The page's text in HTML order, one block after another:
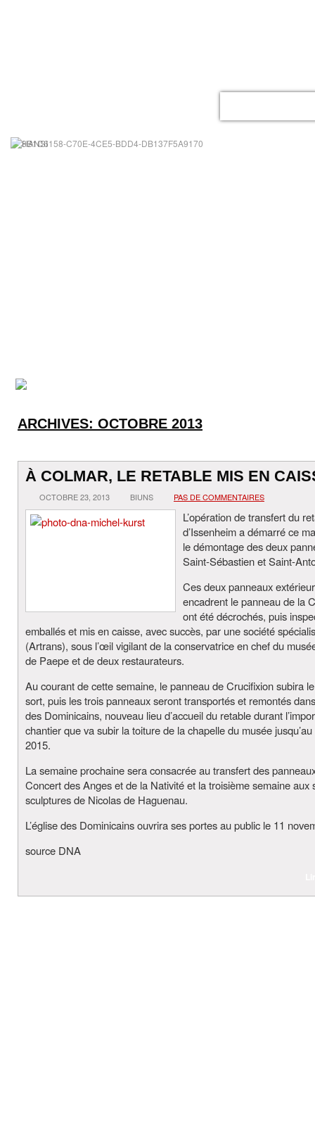
ARCHIVES: OCTOBRE 2013
À COLMAR, LE RETABLE MIS EN
OCTOBRE 23, 2013 BIUNS PAS DE COMMENTAIRES
L’opération de transfert du
d’Issenheim a démarré ce
le démontage des deux
Saint-Sébastien et Saint-
Ces deux panneaux
encadrent le panneau de la
ont été décrochés, puis
emballés et mis en caisse, avec succès, par une société
(Artrans), sous l’œil vigilant de la conservatrice en chef du
de Paepe et de deux restaurateurs.
Au courant de cette semaine, le panneau de Crucifixion subira
sort, puis les trois panneaux seront transportés et remontés
des Dominicains, nouveau lieu d’accueil du retable durant
chantier que va subir la toiture de la chapelle du musée
2015.
La semaine prochaine sera consacrée au transfert des
Concert des Anges et de la Nativité et la troisième semaine aux
sculptures de Nicolas de Haguenau.
L’église des Dominicains ouvrira ses portes au public le 11
source DNA